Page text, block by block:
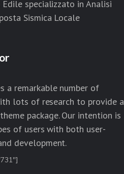
Edile specializzato in Analisi
Sismica Locale
a remarkable number of
lots of research to provide a
package. Our intention is
of users with both user-
development.